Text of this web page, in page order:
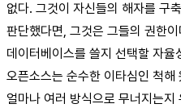
없다. 그것이 자신들의 해자를 구
판단했다면, 그것은 그들의 권한
데이터베이스를 쓸지 선택할 자
오픈소스는 순수한 이타심인 척해
얼마나 여러 방식으로 무너지는지